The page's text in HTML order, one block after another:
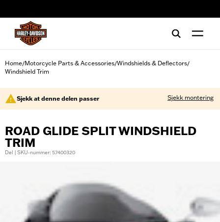
Home/Motorcycle Parts & Accessories/Windshields & Deflectors/
Windshield Trim
Sjekk at denne delen passer Sjekk montering
ROAD GLIDE SPLIT WINDSHIELD
TRIM
Del | SKU-nummer: 57400320